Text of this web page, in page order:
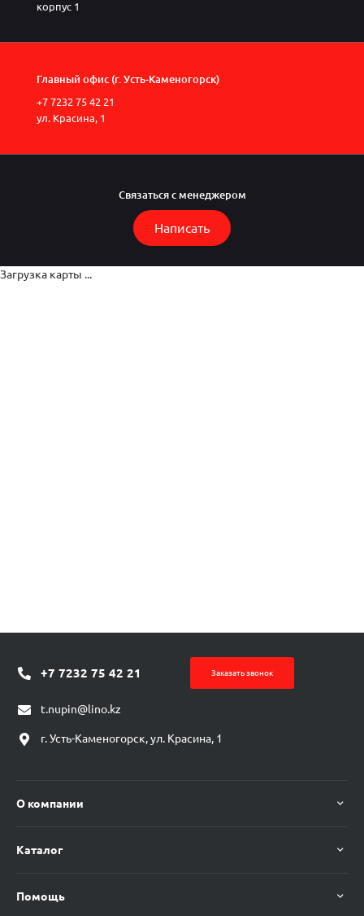
корпус 1
Главный офис (г. Усть-Каменогорск)
+7 7232 75 42 21
ул. Красина, 1
Связаться с менеджером
Написать
Загрузка карты ...
+7 7232 75 42 21 Заказать звонок
t.nupin@lino.kz
г. Усть-Каменогорск, ул. Красина, 1
О компании
Каталог
Помощь